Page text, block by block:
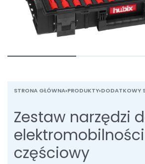
STRONA GŁÓWNA›PRODUKTY›DODATKOWY
Zestaw narzędzi
częściowy